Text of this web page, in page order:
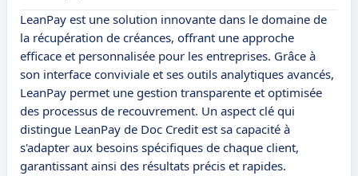
LeanPay est une solution innovante dans le domaine de
la récupération de créances, offrant une approche
efficace et personnalisée pour les entreprises. Grâce à
son interface conviviale et ses outils analytiques avancés,
LeanPay permet une gestion transparente et optimisée
des processus de recouvrement. Un aspect clé qui
distingue LeanPay de Doc Credit est sa capacité à
s'adapter aux besoins spécifiques de chaque client,
garantissant ainsi des résultats précis et rapides.